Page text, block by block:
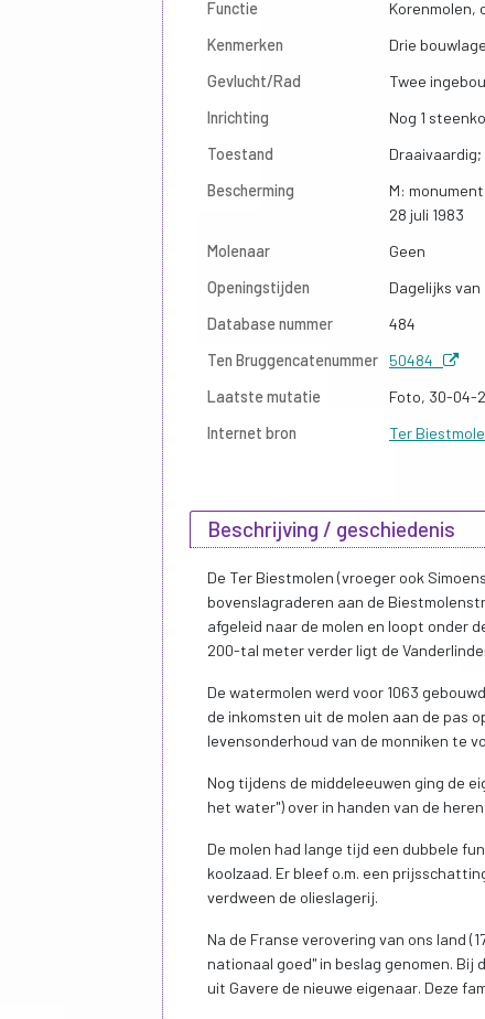
Functie
Korenmolen,
Kenmerken
Drie
Gevlucht/Rad
Twee
Inrichting
Nog 1
Toestand
Bescherming
M:
28 juli 1983
Molenaar
Geen
Openingstijden
Dagelijks
Database nummer
484
Ten Bruggencatenummer 50484
Laatste mutatie
Foto, 30-04-
Internet bron
Ter
Beschrijving / geschiedenis
De Ter Biestmolen (vroeger ook
bovenslagraderen aan de
afgeleid naar de molen en loopt onder
200-tal meter verder ligt de
De watermolen werd voor 1063
de inkomsten uit de molen aan de pas
levensonderhoud van de monniken te
Nog tijdens de middeleeuwen ging de
het water") over in handen van de
De molen had lange tijd een dubbele
koolzaad. Er bleef o.m. een
verdween de olieslagerij.
Na de Franse verovering van ons land
nationaal goed" in beslag genomen. Bij
uit Gavere de nieuwe eigenaar. Deze